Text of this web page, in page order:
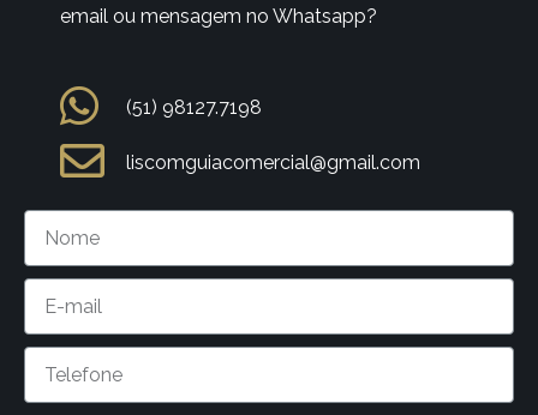
email ou mensagem no Whatsapp?
(51) 98127.7198
liscomguiacomercial@gmail.com